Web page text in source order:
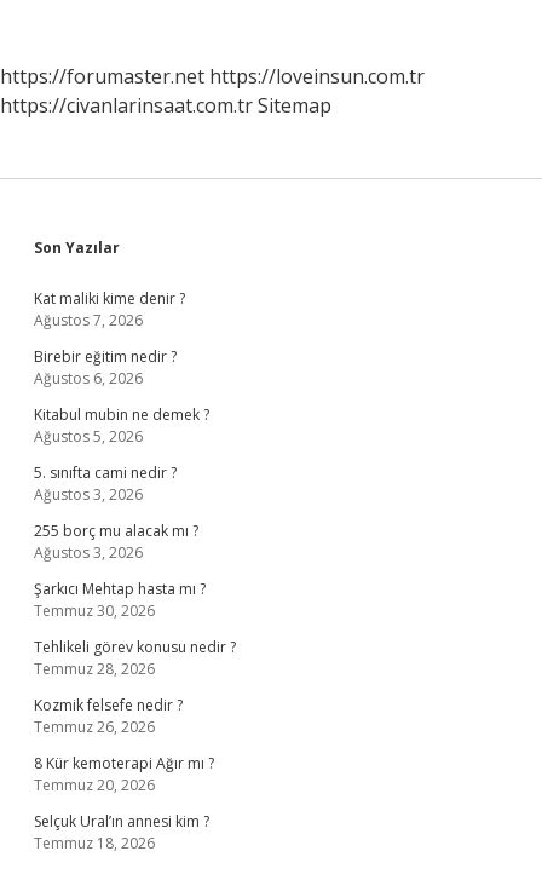
https://forumaster.net https://loveinsun.com.tr
https://civanlarinsaat.com.trSitemap
Sidebar
Son Yazılar
Kat maliki kime denir ?
Ağustos 7, 2026
Birebir eğitim nedir ?
Ağustos 6, 2026
Kitabul mubin ne demek ?
Ağustos 5, 2026
5. sınıfta cami nedir ?
Ağustos 3, 2026
255 borç mu alacak mı ?
Ağustos 3, 2026
Şarkıcı Mehtap hasta mı ?
Temmuz 30, 2026
Tehlikeli görev konusu nedir ?
Temmuz 28, 2026
Kozmik felsefe nedir ?
Temmuz 26, 2026
8 Kür kemoterapi Ağır mı ?
Temmuz 20, 2026
Selçuk Ural’ın annesi kim ?
Temmuz 18, 2026